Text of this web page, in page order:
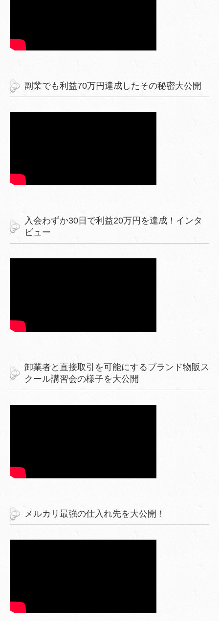
副業でも利益70万円達成したその秘密大公開
入会わずか30日で利益20万円を達成！インタ
ビュー
卸業者と直接取引を可能にするブランド物販ス
クール講習会の様子を大公開
メルカリ最強の仕入れ先を大公開！